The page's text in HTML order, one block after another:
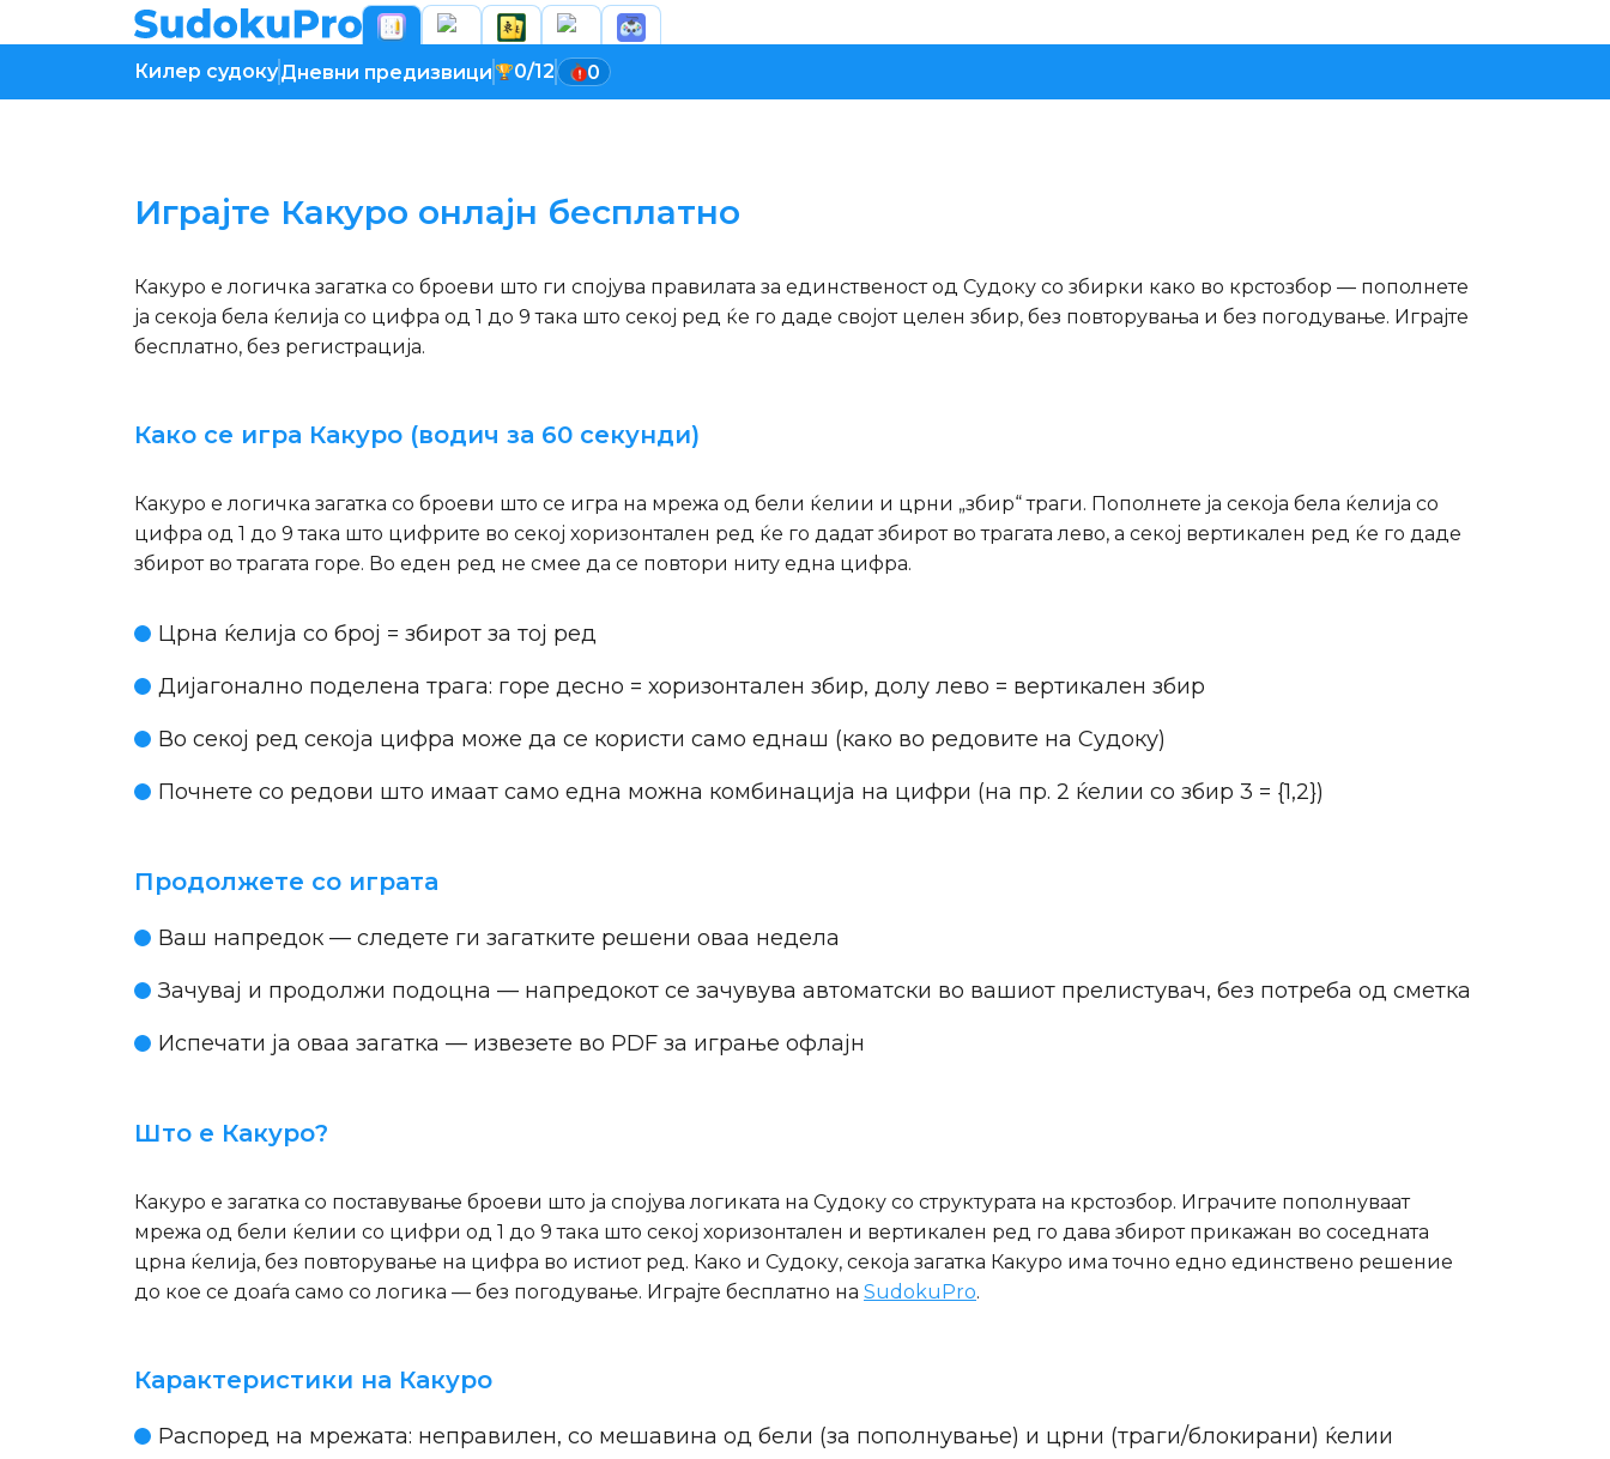
Килер судокуДневни предизвици 0/12 0
Играјте Какуро онлајн бесплатно
Какуро е логичка загатка со броеви што ги спојува правилата за единственост од Судоку со збирки како во крстозбор — пополнете
ја секоја бела ќелија со цифра од 1 до 9 така што секој ред ќе го даде својот целен збир, без повторувања и без погодување. Играјте
бесплатно, без регистрација.
Како се игра Какуро (водич за 60 секунди)
Какуро е логичка загатка со броеви што се игра на мрежа од бели ќелии и црни „збир“ траги. Пополнете ја секоја бела ќелија со
цифра од 1 до 9 така што цифрите во секој хоризонтален ред ќе го дадат збирот во трагата лево, а секој вертикален ред ќе го даде
збирот во трагата горе. Во еден ред не смее да се повтори ниту една цифра.
Црна ќелија со број = збирот за тој ред
Дијагонално поделена трага: горе десно = хоризонтален збир, долу лево = вертикален збир
Во секој ред секоја цифра може да се користи само еднаш (како во редовите на Судоку)
Почнете со редови што имаат само една можна комбинација на цифри (на пр. 2 ќелии со збир 3 = {1,2})
Продолжете со играта
Ваш напредок — следете ги загатките решени оваа недела
Зачувај и продолжи подоцна — напредокот се зачувува автоматски во вашиот прелистувач, без потреба од сметка
Испечати ја оваа загатка — извезете во PDF за играње офлајн
Што е Какуро?
Какуро е загатка со поставување броеви што ја спојува логиката на Судоку со структурата на крстозбор. Играчите пополнуваат
мрежа од бели ќелии со цифри од 1 до 9 така што секој хоризонтален и вертикален ред го дава збирот прикажан во соседната
црна ќелија, без повторување на цифра во истиот ред. Како и Судоку, секоја загатка Какуро има точно едно единствено решение
до кое се доаѓа само со логика — без погодување. Играјте бесплатно на SudokuPro.
Карактеристики на Какуро
Распоред на мрежата: неправилен, со мешавина од бели (за пополнување) и црни (траги/блокирани) ќелии